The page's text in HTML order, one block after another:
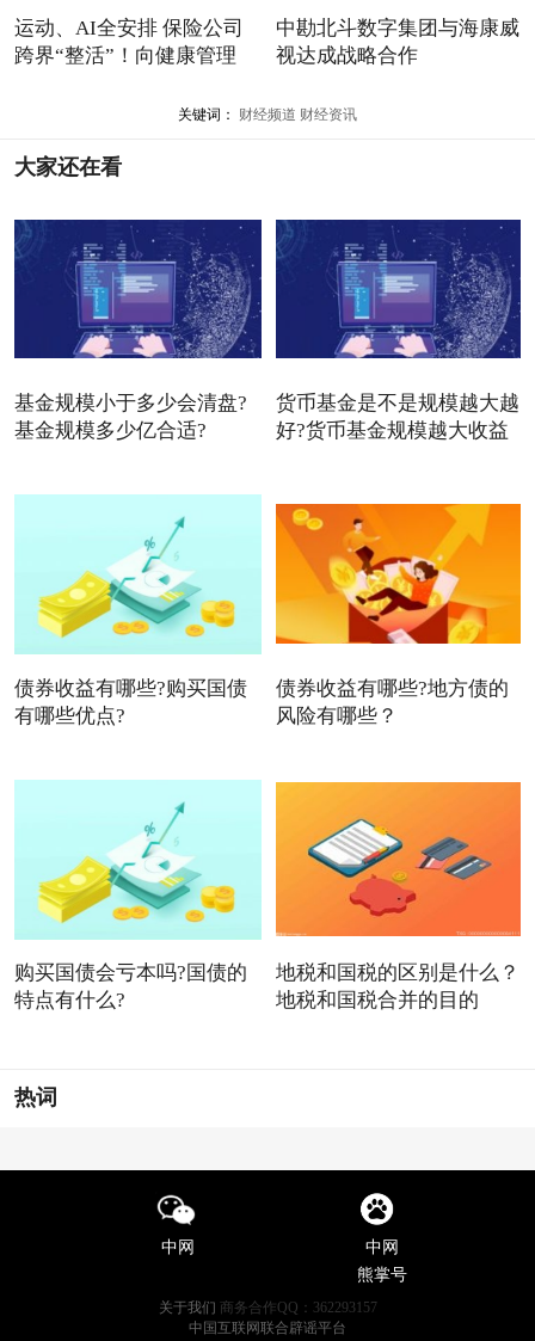
运动、AI全安排 保险公司
跨界“整活”！向健康管理
中勘北斗数字集团与海康威
视达成战略合作
关键词： 财经频道 财经资讯
大家还在看
基金规模小于多少会清盘?
基金规模多少亿合适?
货币基金是不是规模越大越
好?货币基金规模越大收益
债券收益有哪些?购买国债
有哪些优点?
债券收益有哪些?地方债的
风险有哪些？
购买国债会亏本吗?国债的
特点有什么?
地税和国税的区别是什么？
地税和国税合并的目的
热词
中网
中网
熊掌号
关于我们 商务合作QQ：362293157
中国互联网联合辟谣平台